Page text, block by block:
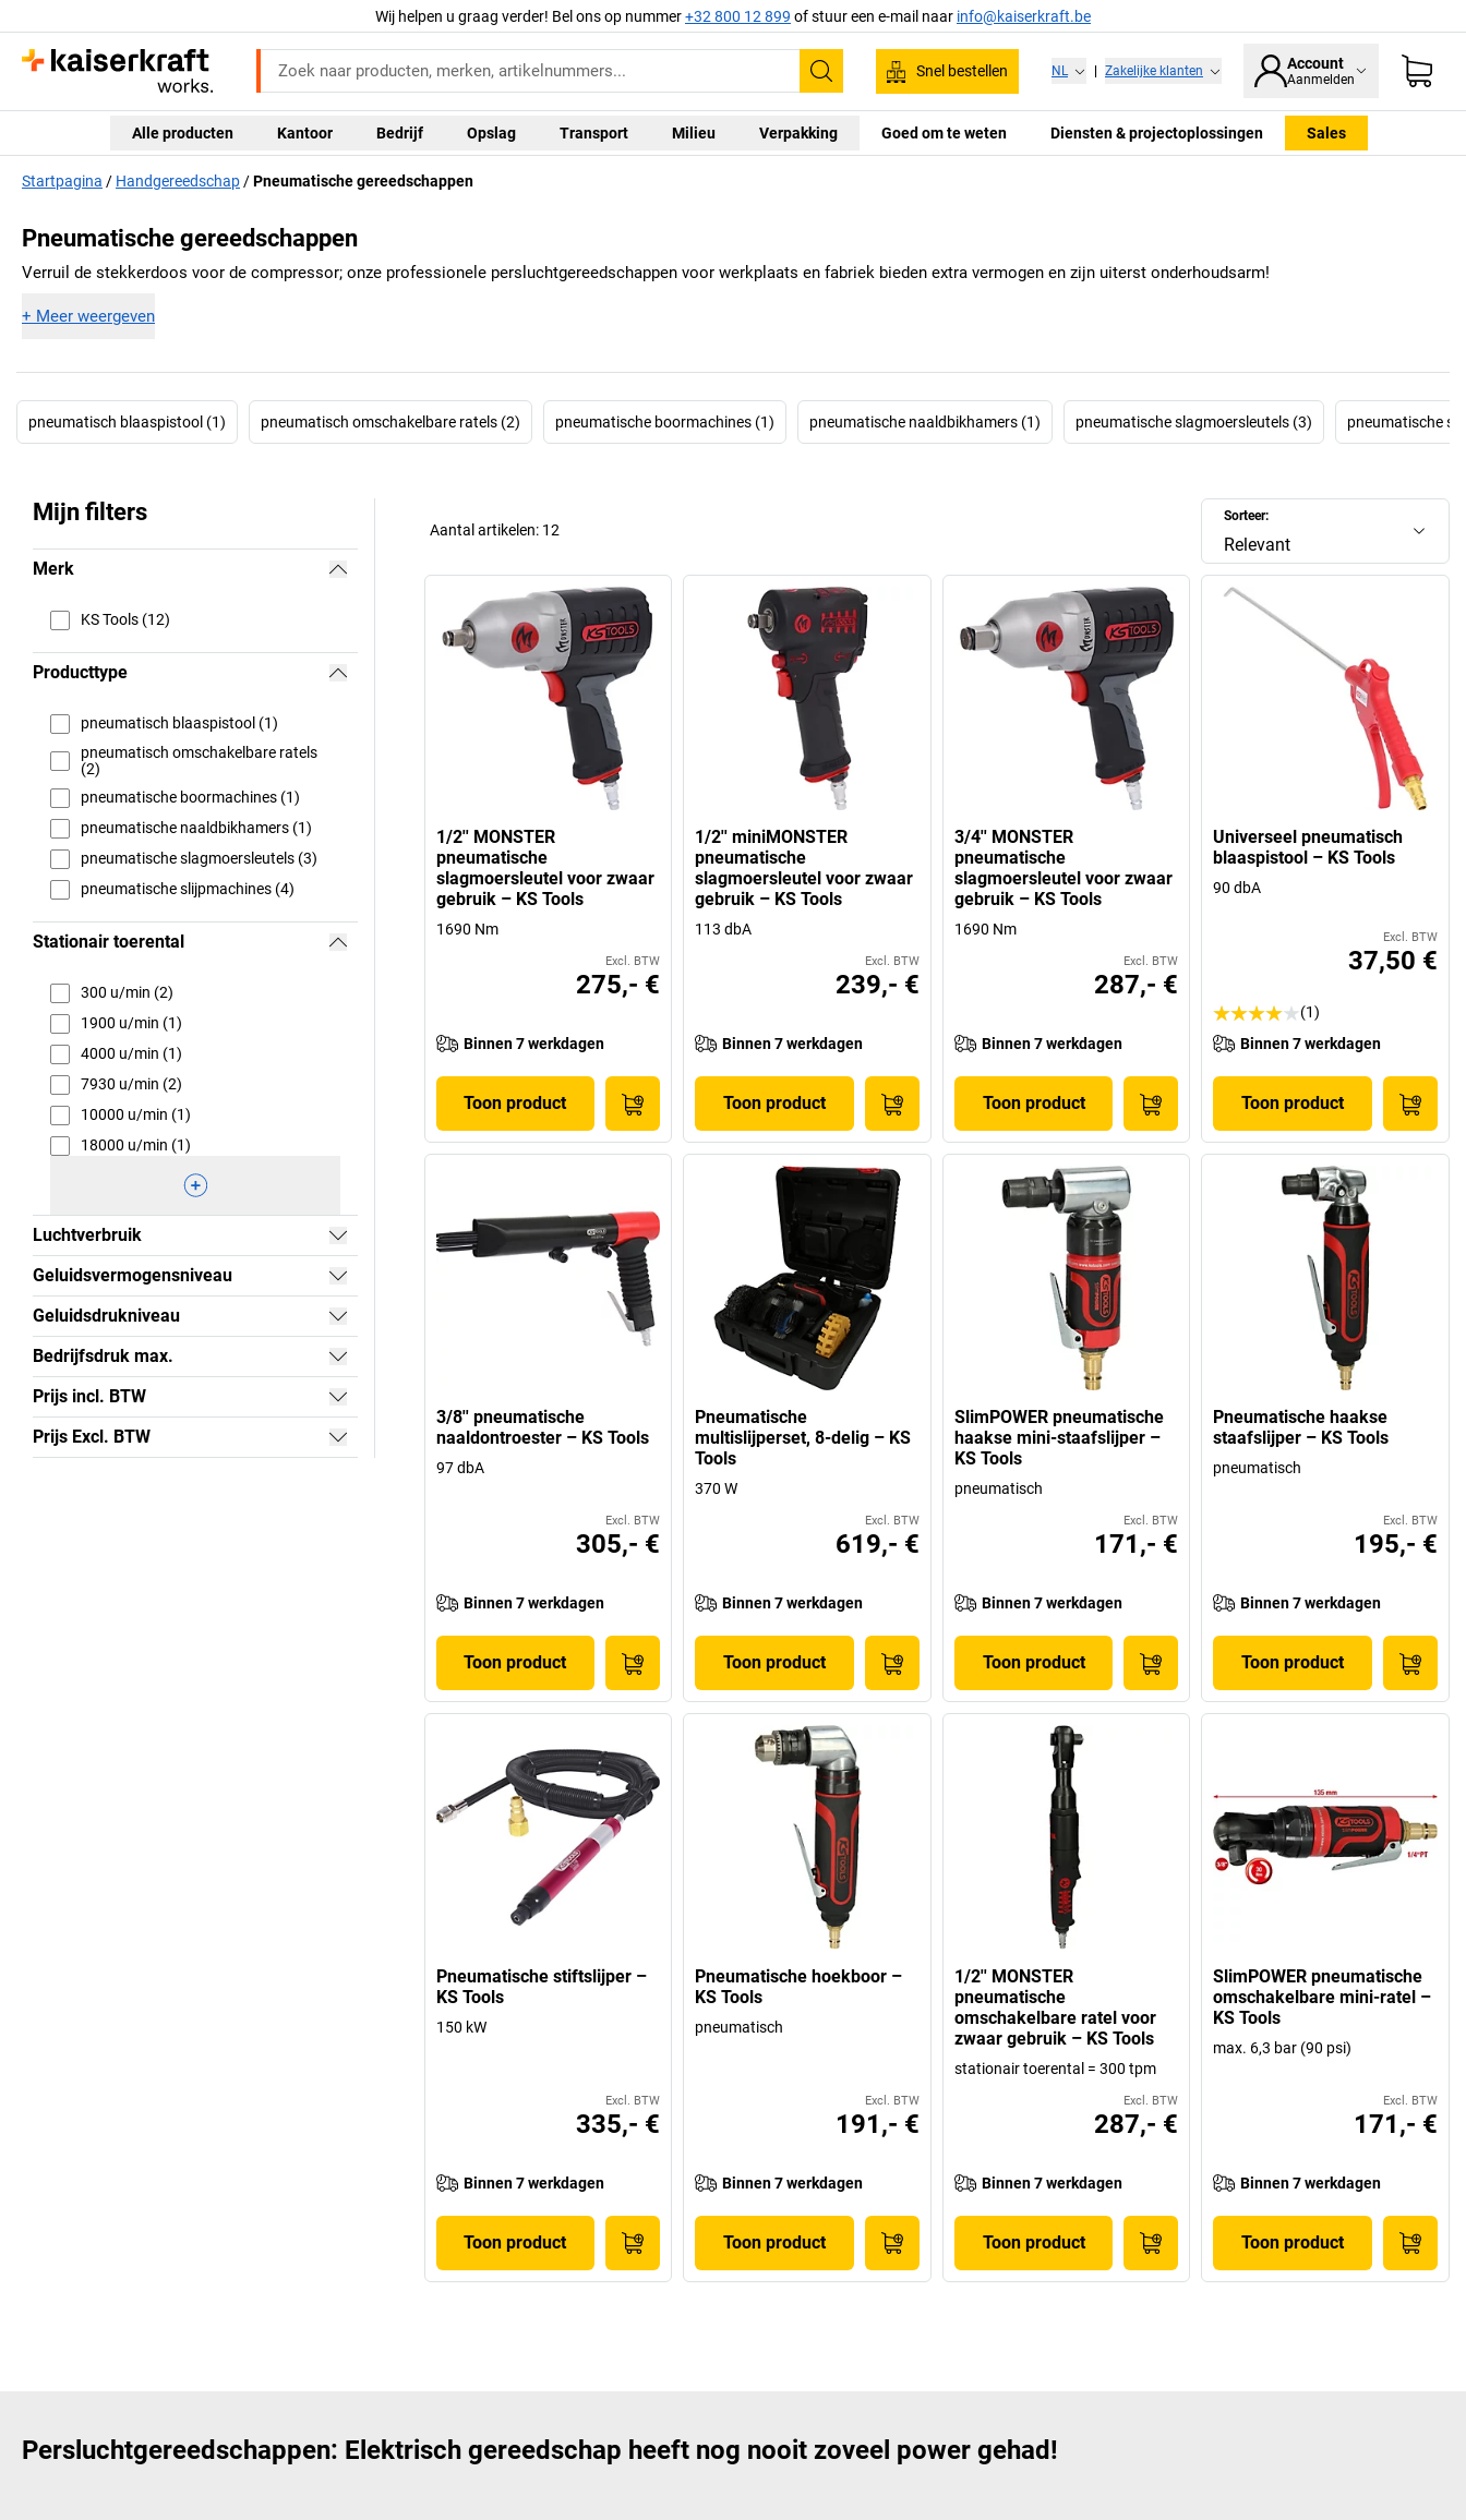
Wij helpen u graag verder! Bel ons op nummer+32 800 12 899 of stuur een e-mail naar info@kaiserkraft.be
Zoeken
Snel bestellen NL Zakelijke klanten Account
Aanmelden
Alle producten Kantoor Bedrijf Opslag Transport Milieu Verpakking Goed om te weten Diensten & projectoplossingen Sales
Startpagina Handgereedschap Pneumatische gereedschappen
Pneumatische gereedschappen
Verruil de stekkerdoos voor de compressor; onze professionele persluchtgereedschappen voor werkplaats en fabriek bieden extra vermogen en zijn uiterst onderhoudsarm!
+ Meer weergeven
pneumatisch blaaspistool (1) pneumatisch omschakelbare ratels (2) pneumatische boormachines (1) pneumatische naaldbikhamers (1) pneumatische slagmoersleutels (3) pneumatische
Mijn filters
Merk
KS Tools (12)
Producttype
pneumatisch blaaspistool (1)
pneumatisch omschakelbare ratels
(2)
pneumatische boormachines (1)
pneumatische naaldbikhamers (1)
pneumatische slagmoersleutels (3)
pneumatische slijpmachines (4)
Stationair toerental
300 u/min (2)
1900 u/min (1)
4000 u/min (1)
7930 u/min (2)
10000 u/min (1)
18000 u/min (1)
Luchtverbruik
Geluidsvermogensniveau
Geluidsdrukniveau
Bedrijfsdruk max.
Prijs incl. BTW
Prijs Excl. BTW
Sorteer:
Relevant
Aantal artikelen: 12
1/2'' MONSTER
pneumatische
slagmoersleutel voor zwaar
gebruik – KS Tools
1690 Nm
Excl. BTW
275,- €
Binnen 7 werkdagen
Toon product
1/2'' miniMONSTER
pneumatische
slagmoersleutel voor zwaar
gebruik – KS Tools
113 dbA
Excl. BTW
239,- €
Binnen 7 werkdagen
Toon product
3/4'' MONSTER
pneumatische
slagmoersleutel voor zwaar
gebruik – KS Tools
1690 Nm
Excl. BTW
287,- €
Binnen 7 werkdagen
Toon product
Universeel pneumatisch
blaaspistool – KS Tools
90 dbA
Excl. BTW
37,50 €
(1)
Binnen 7 werkdagen
Toon product
3/8'' pneumatische
naaldontroester – KS Tools
97 dbA
Excl. BTW
305,- €
Binnen 7 werkdagen
Toon product
Pneumatische
multislijperset, 8-delig – KS
Tools
370 W
Excl. BTW
619,- €
Binnen 7 werkdagen
Toon product
SlimPOWER pneumatische
haakse mini-staafslijper –
KS Tools
pneumatisch
Excl. BTW
171,- €
Binnen 7 werkdagen
Toon product
Pneumatische haakse
staafslijper – KS Tools
pneumatisch
Excl. BTW
195,- €
Binnen 7 werkdagen
Toon product
Pneumatische stiftslijper –
KS Tools
150 kW
Excl. BTW
335,- €
Binnen 7 werkdagen
Toon product
Pneumatische hoekboor –
KS Tools
pneumatisch
Excl. BTW
191,- €
Binnen 7 werkdagen
Toon product
1/2'' MONSTER
pneumatische
omschakelbare ratel voor
zwaar gebruik – KS Tools
stationair toerental = 300 tpm
Excl. BTW
287,- €
Binnen 7 werkdagen
Toon product
SlimPOWER pneumatische
omschakelbare mini-ratel –
KS Tools
max. 6,3 bar (90 psi)
Excl. BTW
171,- €
Binnen 7 werkdagen
Toon product
Persluchtgereedschappen: Elektrisch gereedschap heeft nog nooit zoveel power gehad!